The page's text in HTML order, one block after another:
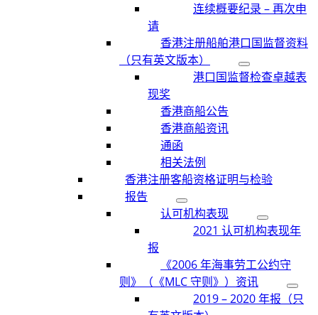
连续概要纪录 – 再次申
请
香港注册船舶港口国监督资料
（只有英文版本）
港口国监督检查卓越表
现奖
香港商船公告
香港商船资讯
通函
相关法例
香港注册客船资格证明与检验
报告
认可机构表现
2021 认可机构表现年
报
《2006 年海事劳工公约守
则》（《MLC 守则》）资讯
2019 – 2020 年报（只